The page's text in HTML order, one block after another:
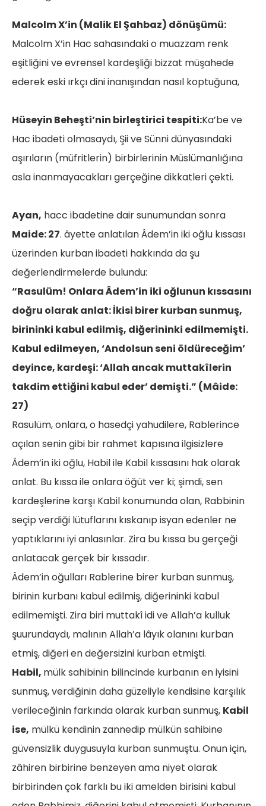
Malcolm X’in (Malik El Şahbaz) dönüşümü:
Malcolm X’in Hac sahasındaki o muazzam renk
eşitliğini ve evrensel kardeşliği bizzat müşahede
ederek eski ırkçı dini inanışından nasıl koptuğuna,
Hüseyin Beheşti’nin birleştirici tespiti:Ka’be ve
Hac ibadeti olmasaydı, Şii ve Sünni dünyasındaki
aşırıların (müfritlerin) birbirlerinin Müslümanlığına
asla inanmayacakları gerçeğine dikkatleri çekti.
Ayan, hacc ibadetine dair sunumundan sonra
Maide: 27. âyette anlatılan Âdem’in iki oğlu kıssası
üzerinden kurban ibadeti hakkında da şu
değerlendirmelerde bulundu:
“Rasulüm! Onlara Âdem’in iki oğlunun kıssasını
doğru olarak anlat: İkisi birer kurban sunmuş,
birininki kabul edilmiş, diğerininki edilmemişti.
Kabul edilmeyen, ‘Andolsun seni öldüreceğim’
deyince, kardeşi: ‘Allah ancak muttakîlerin
takdim ettiğini kabul eder’ demişti.” (Mâide:
27)
Rasulüm, onlara, o hasedçi yahudilere, Rablerince
açılan senin gibi bir rahmet kapısına ilgisizlere
Âdem’in iki oğlu, Habil ile Kabil kıssasını hak olarak
anlat. Bu kıssa ile onlara öğüt ver ki; şimdi, sen
kardeşlerine karşı Kabil konumunda olan, Rabbinin
seçip verdiği lütuflarını kıskanıp isyan edenler ne
yaptıklarını iyi anlasınlar. Zira bu kıssa bu gerçeği
anlatacak gerçek bir kıssadır.
Âdem’in oğulları Rablerine birer kurban sunmuş,
birinin kurbanı kabul edilmiş, diğerininki kabul
edilmemişti. Zira biri muttakî idi ve Allah’a kulluk
şuurundaydı, malının Allah’a lâyık olanını kurban
etmiş, diğeri en değersizini kurban etmişti.
Habil, mülk sahibinin bilincinde kurbanın en iyisini
sunmuş, verdiğinin daha güzeliyle kendisine karşılık
verileceğinin farkında olarak kurban sunmuş, Kabil
ise, mülkü kendinin zannedip mülkün sahibine
güvensizlik duygusuyla kurban sunmuştu. Onun için,
zâhiren birbirine benzeyen ama niyet olarak
birbirinden çok farklı bu iki amelden birisini kabul